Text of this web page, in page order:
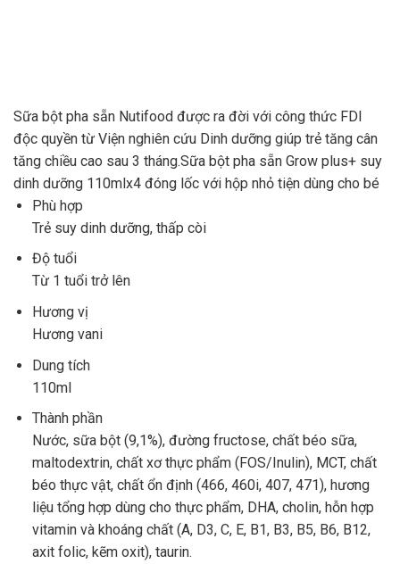
Sữa bột pha sẵn Nutifood được ra đời với công thức FDI
độc quyền từ Viện nghiên cứu Dinh dưỡng giúp trẻ tăng cân
tăng chiều cao sau 3 tháng.Sữa bột pha sẵn Grow plus+ suy
dinh dưỡng 110mlx4 đóng lốc với hộp nhỏ tiện dùng cho bé
Phù hợp
Trẻ suy dinh dưỡng, thấp còi
Độ tuổi
Từ 1 tuổi trở lên
Hương vị
Hương vani
Dung tích
110ml
Thành phần
Nước, sữa bột (9,1%), đường fructose, chất béo sữa,
maltodextrin, chất xơ thực phẩm (FOS/Inulin), MCT, chất
béo thực vật, chất ổn định (466, 460i, 407, 471), hương
liệu tổng hợp dùng cho thực phẩm, DHA, cholin, hỗn hợp
vitamin và khoáng chất (A, D3, C, E, B1, B3, B5, B6, B12,
axit folic, kẽm oxit), taurin.